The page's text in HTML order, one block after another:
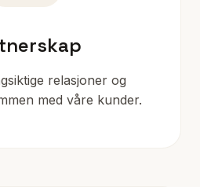
relasjoner og
med våre kunder.